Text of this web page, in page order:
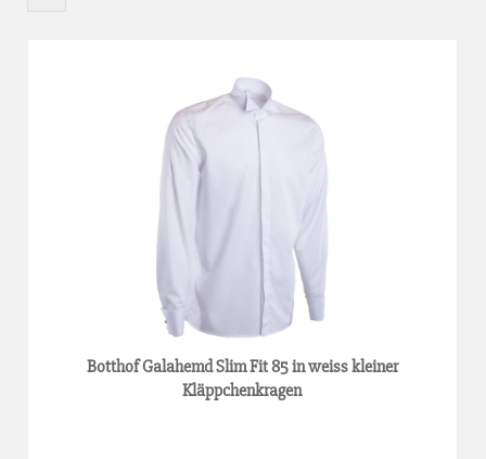
Botthof Galahemd Slim Fit 85 in weiss kleiner
Kläppchenkragen